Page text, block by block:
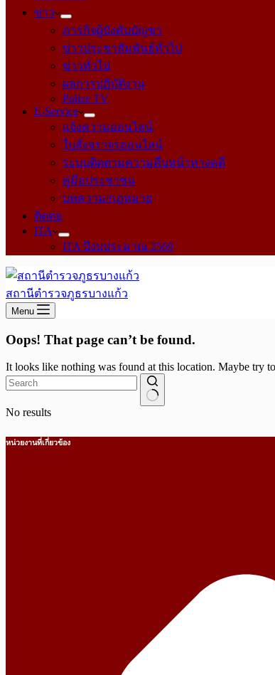
ข่าว
ภารกิจผู้บังคับบัญชา
ข่าวประชาสัมพันธ์ทั่วไป
ข่าวทั่วไป
ผลการปฏิบัติงาน
Police TV
E-Service
แจ้งความออนไลน์
ใบสั่งจราจรออนไลน์
ระบบติดตามความคืบหน้าทางคดี
คู่มือประชาชน
บทความ/กฎหมาย
ติดต่อ
ITA
ITA ปีงบประมาณ 2569
สถานีตำรวจภูธรบางแก้ว
Menu
Oops! That page can’t be found.
It looks like nothing was found at this location. Maybe try
No results
หน่วยงานที่เกี่ยวข้อง